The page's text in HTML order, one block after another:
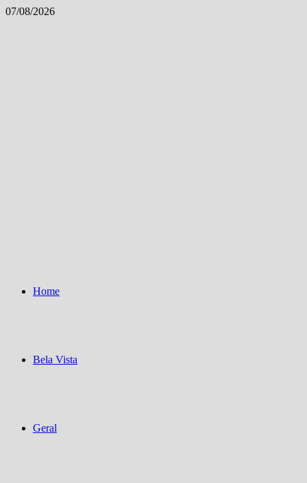
Skip
07/08/2026
Home
Bela Vista
Geral